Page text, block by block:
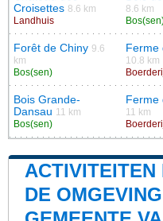
Croisettes 8.6 km
Landhuis
8.6 km
Forêt de Chiny 9.6
km
Bos(sen)
Ferme
10.8 km
Bois Grande-
Dansau 11 km
Bos(sen)
Ferme
11 km
ACTIVITEITEN
DE